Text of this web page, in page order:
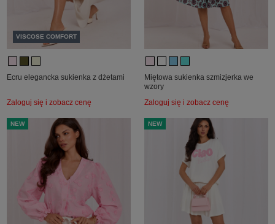
VISCOSE COMFORT
Ecru elegancka sukienka z dżetami
Zaloguj się i zobacz cenę
Miętowa sukienka szmizjerka we
wzory
Zaloguj się i zobacz cenę
NEW NEW